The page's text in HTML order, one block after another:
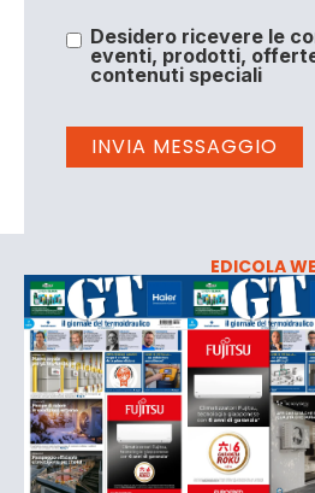
Desidero ricevere le
eventi, prodotti,
contenuti speciali
EDICOLA